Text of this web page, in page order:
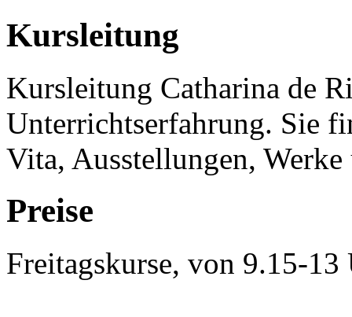
Kursleitung
Kursleitung Catharina de
Unterrichtserfahrung. Sie
Vita, Ausstellungen,
Preise
Freitagskurse, von 9.15-